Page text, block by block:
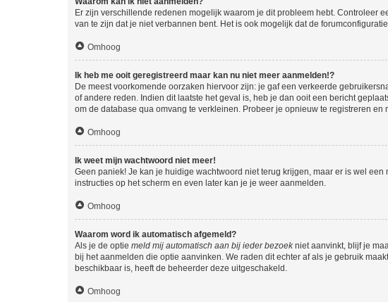
Er zijn verschillende redenen mogelijk waarom je dit probleem hebt. Controleer
van te zijn dat je niet verbannen bent. Het is ook mogelijk dat de
Omhoog
Ik heb me ooit geregistreerd maar kan nu niet meer aanmelden!?
De meest voorkomende oorzaken hiervoor zijn: je gaf een verkeerde
of andere reden. Indien dit laatste het geval is, heb je dan ooit een bericht
om de database qua omvang te verkleinen. Probeer je opnieuw te registreren en
Omhoog
Ik weet mijn wachtwoord niet meer!
Geen paniek! Je kan je huidige wachtwoord niet terug krijgen, maar er is wel
instructies op het scherm en even later kan je je weer aanmelden.
Omhoog
Waarom word ik automatisch afgemeld?
Als je de optie meld mij automatisch aan bij ieder bezoekniet aanvinkt, blijf je
bij het aanmelden die optie aanvinken. We raden dit echter af als je gebruik
beschikbaar is, heeft de beheerder deze uitgeschakeld.
Omhoog